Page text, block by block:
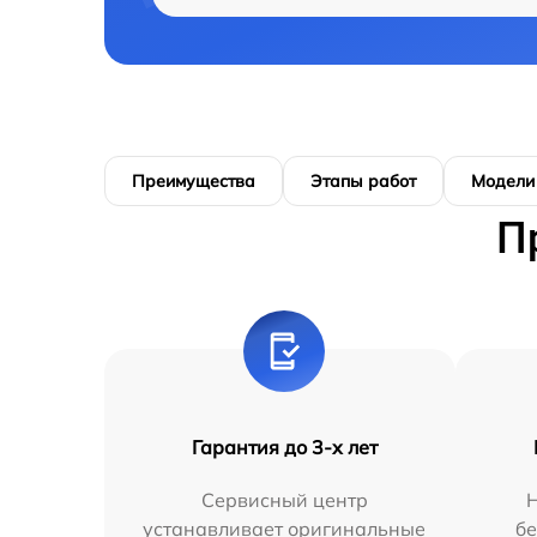
Преимущества Этапы работ Модели
Гарантия до 3-х лет
Сервисный центр
устанавливает оригинальные